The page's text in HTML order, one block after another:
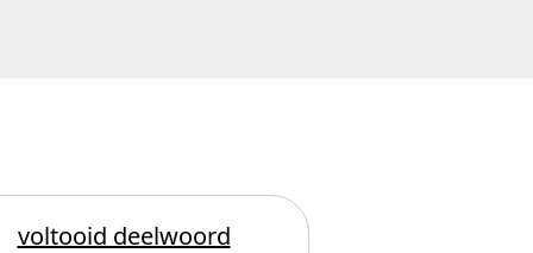
voltooid deelwoord